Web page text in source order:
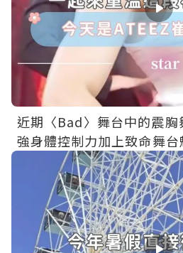
近期〈Bad〉舞台中的震
強身體控制力加上致命舞
一播就是三小時啦！